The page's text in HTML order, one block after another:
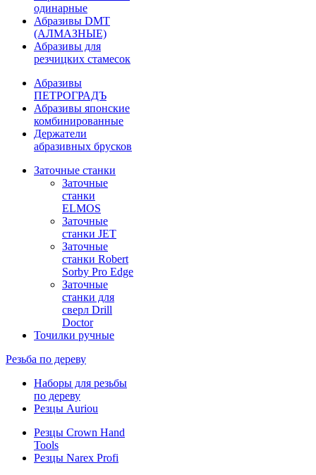
одинарные
Абразивы DMT
(АЛМАЗНЫЕ)
Абразивы для
резчицких стамесок
Абразивы
ПЕТРОГРАДЪ
Абразивы японские
комбинированные
Держатели
абразивных брусков
Заточные станки
Заточные
станки
ELMOS
Заточные
станки JET
Заточные
станки Robert
Sorby Pro Edge
Заточные
станки для
сверл Drill
Doctor
Точилки ручные
Резьба по дереву
Наборы для резьбы
по дереву
Резцы Auriou
Резцы Crown Hand
Tools
Резцы Narex Profi